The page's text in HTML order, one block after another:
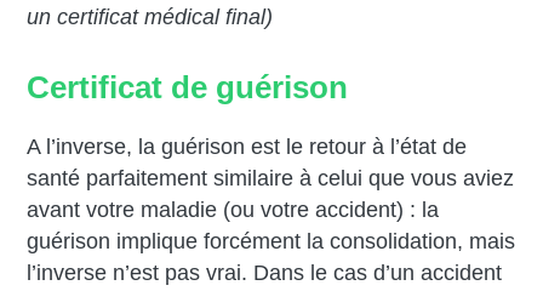
un certificat médical final)
Certificat de guérison
A l’inverse, la guérison est le retour à l’état de
santé parfaitement similaire à celui que vous aviez
avant votre maladie (ou votre accident) : la
guérison implique forcément la consolidation, mais
l’inverse n’est pas vrai. Dans le cas d’un accident